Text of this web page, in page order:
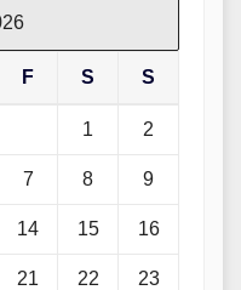
F S S
1 2
7 8 9
14 15 16
21 22 23